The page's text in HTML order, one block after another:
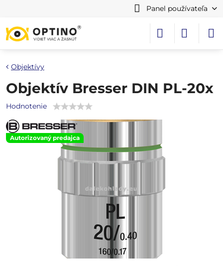
Panel používateľa
Autorizovaný predajca
Objektívy
Objektív Bresser DIN PL-20x
Hodnotenie